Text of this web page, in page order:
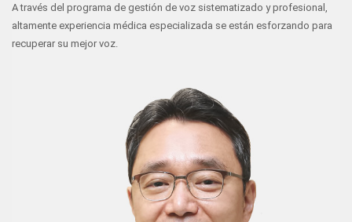
A través del programa de gestión de voz sistematizado y profesional,
altamente experiencia médica especializada se están esforzando para
recuperar su mejor voz.